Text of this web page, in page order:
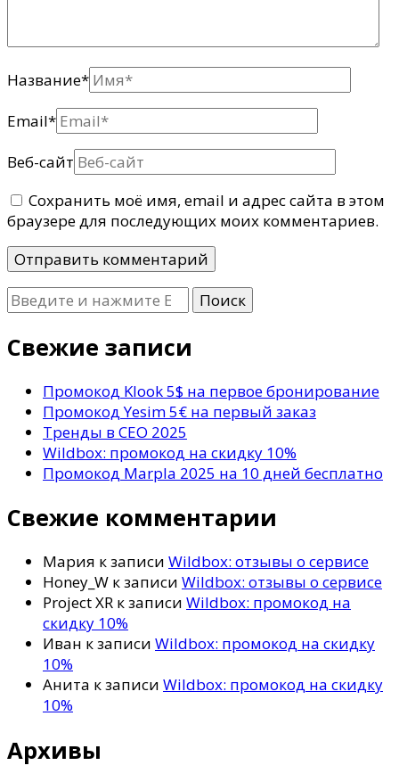
Название*
Email*
Веб-сайт
Сохранить моё имя, email и адрес сайта в этом
браузере для последующих моих комментариев.
Ищите
что-
то?
Свежие записи
Промокод Klook 5$ на первое бронирование
Промокод Yesim 5€ на первый заказ
Тренды в СЕО 2025
Wildbox: промокод на скидку 10%
Промокод Marpla 2025 на 10 дней бесплатно
Свежие комментарии
Мария к записи Wildbox: отзывы о сервисе
Honey_W к записи Wildbox: отзывы о сервисе
Project XR к записи Wildbox: промокод на
скидку 10%
Иван к записи Wildbox: промокод на скидку
10%
Анита к записи Wildbox: промокод на скидку
10%
Архивы